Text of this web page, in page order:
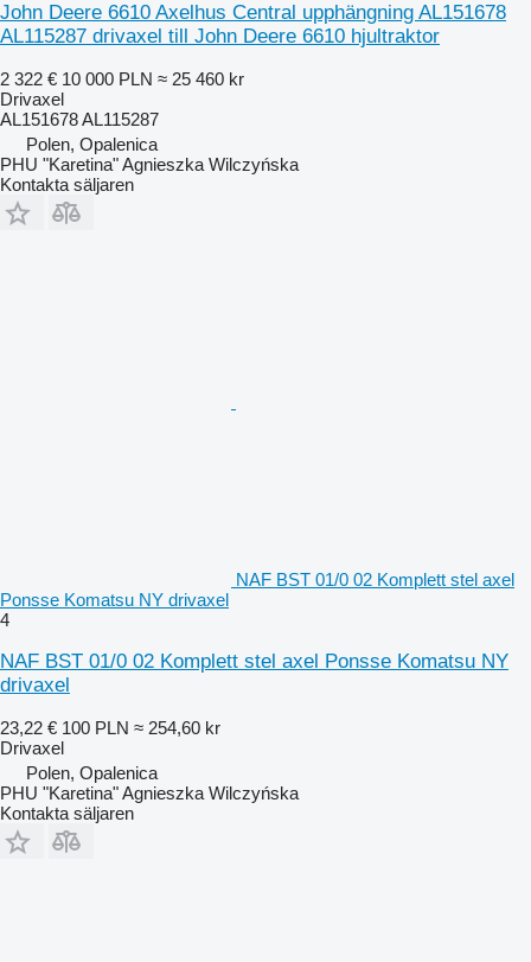
John Deere 6610 Axelhus Central upphängning AL151678
AL115287 drivaxel till John Deere 6610 hjultraktor
2 322 € 10 000 PLN ≈ 25 460 kr
Drivaxel
AL151678 AL115287
Polen, Opalenica
PHU "Karetina" Agnieszka Wilczyńska
Kontakta säljaren
NAF BST 01/0 02 Komplett stel axel
Ponsse Komatsu NY drivaxel
4
NAF BST 01/0 02 Komplett stel axel Ponsse Komatsu NY
drivaxel
23,22 € 100 PLN ≈ 254,60 kr
Drivaxel
Polen, Opalenica
PHU "Karetina" Agnieszka Wilczyńska
Kontakta säljaren